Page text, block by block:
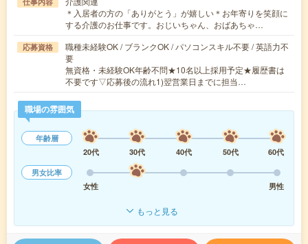
＊入居者の方の「ありがとう」が嬉しい＊お年寄りを笑顔に
する介護のお仕事です。おじいちゃん、おばあちゃ…
応募資格
職種未経験OK / ブランクOK / パソコンスキル不要 / 英語力不
要
無資格・未経験OK年齢不問★10名以上採用予定★履歴書は
不要です▽応募後の流れ1)翌営業日までに担当…
職場の雰囲気
年齢層
20代
30代 40代 50代
60代
男女比率
女性
男性
もっと見る